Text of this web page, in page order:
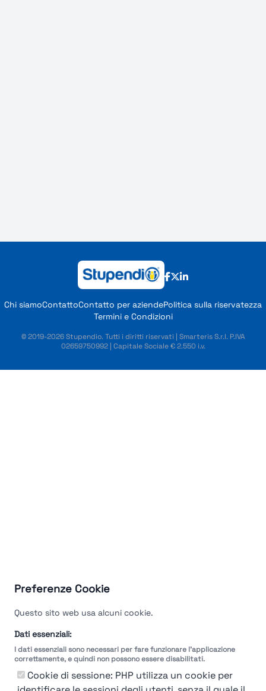
Preferenze Cookie
Questo sito web usa alcuni cookie.
Dati essenziali:
I dati essenziali sono necessari per fare funzionare l'applicazione
correttamente, e quindi non possono essere disabilitati.
Cookie di sessione: PHP utilizza un cookie per
Chi siamoContattoContatto per aziendePolitica sulla riservatezza
Termini e Condizioni
© 2019-2026 Stupendio. Tutti i diritti riservati | Smarteris S.r.l. P.IVA
02659750992 | Capitale Sociale € 2.550 i.v.